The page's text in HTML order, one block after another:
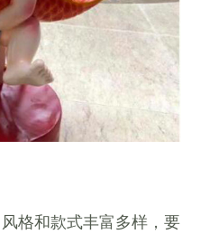
风格和款式丰富多样，要